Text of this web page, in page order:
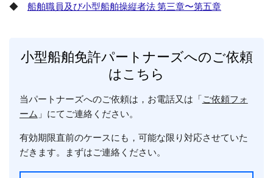
◆ 船舶職員及び小型船舶操縦者法 第三章〜第五章
小型船舶免許パートナーズへのご依頼
はこちら
当パートナーズへのご依頼は，お電話又は「ご依頼フォ
ーム 」にてご連絡ください。
有効期限直前のケースにも，可能な限り対応させていた
だきます。まずはご連絡ください。